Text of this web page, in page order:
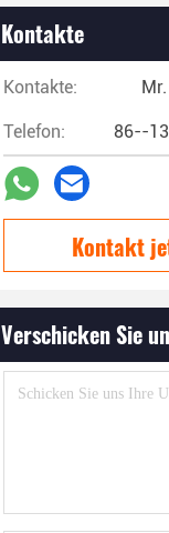
Kontakte
Kontakte:
Telefon: 86--
Kontakt
Verschicken Sie